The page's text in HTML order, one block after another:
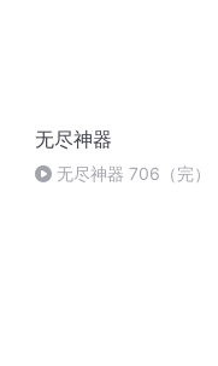
无尽神器
无尽神器 706（完）